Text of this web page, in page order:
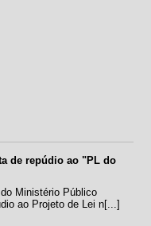
de repúdio ao "PL do
Ministério Público
ao Projeto de Lei n[...]